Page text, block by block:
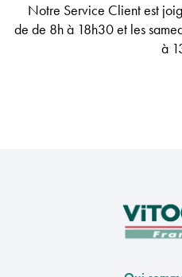
Notre Service Client est
de de 8h à 18h30et les
à